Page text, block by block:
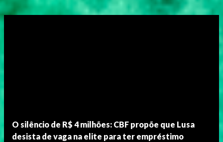
O silêncio de R$ 4 milhões: CBF propõe que Lusa
desista de vaga na elite para ter empréstimo